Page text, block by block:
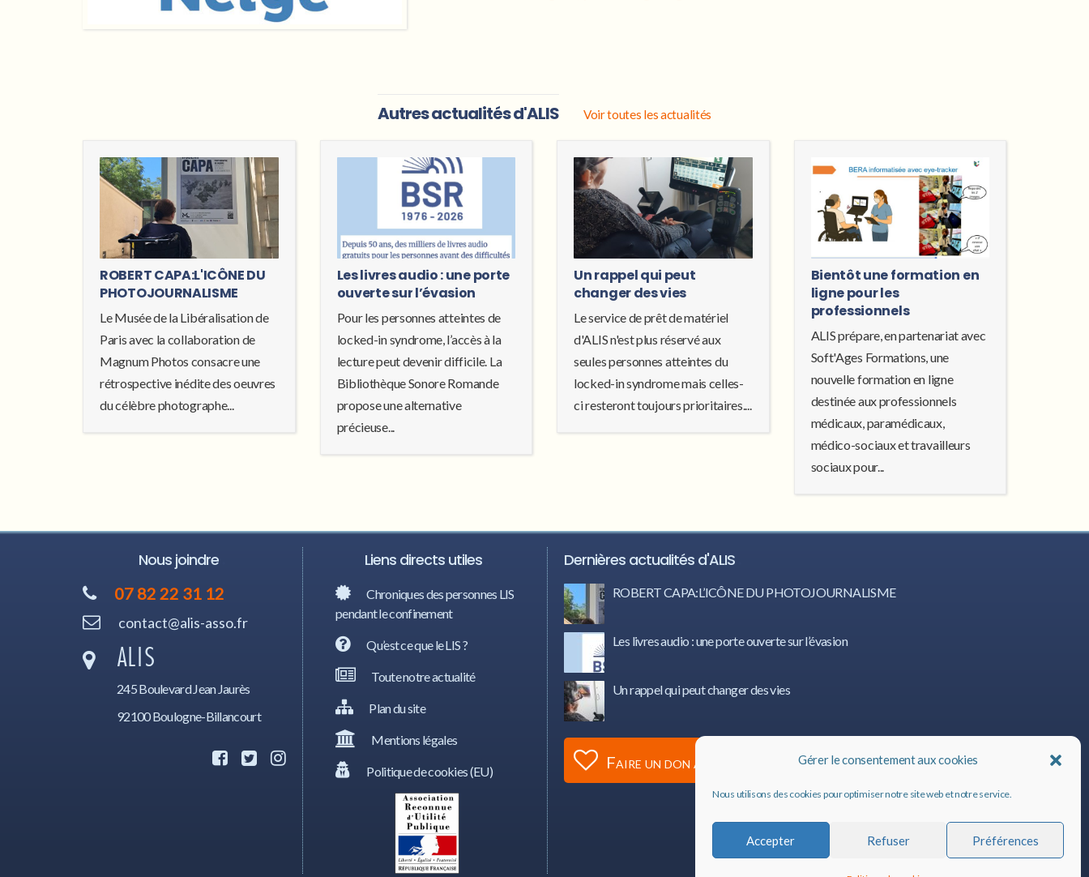
Gérer le consentement aux cookies
Nous utilisons des cookies pour optimiser notre site web et notre service.
Accepter Refuser Préférences
Autres actualités d'ALIS Voir toutes les actualités
ROBERT CAPA:L'ICÔNE DU
PHOTOJOURNALISME
Le Musée de la Libéralisation de
Paris avec la collaboration de
Magnum Photos consacre une
rétrospective inédite des oeuvres
du célèbre photographe...
Les livres audio : une porte
ouverte sur l’évasion
Pour les personnes atteintes de
locked-in syndrome, l’accès à la
lecture peut devenir difficile. La
Bibliothèque Sonore Romande
propose une alternative
précieuse...
Un rappel qui peut
changer des vies
Le service de prêt de matériel
d'ALIS n'est plus réservé aux
seules personnes atteintes du
locked-in syndrome mais celles-
ci resteront toujours prioritaires....
Bientôt une formation en
ligne pour les
professionnels
ALIS prépare, en partenariat avec
Soft'Ages Formations, une
nouvelle formation en ligne
destinée aux professionnels
médicaux, paramédicaux,
médico-sociaux et travailleurs
sociaux pour...
Nous joindre
07 82 22 31 12
contact@alis-asso.fr
ALIS
245 Boulevard Jean Jaurès
92100 Boulogne-Billancourt
Liens directs utiles
Chroniques des personnes LIS
pendant le confinement
Qu’est ce que le LIS ?
Toute notre actualité
Plan du site
Mentions légales
Politique de cookies (EU)
Dernières actualités d'ALIS
ROBERT CAPA:L’ICÔNE DU PHOTOJOURNALISME
Les livres audio : une porte ouverte sur l’évasion
Un rappel qui peut changer des vies
Faire un don à ALIS